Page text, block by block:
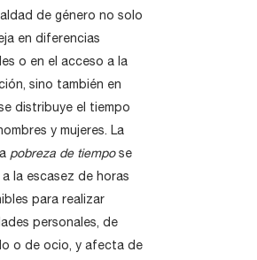
de género no solo
en diferencias
o en el acceso a la
sino también en
distribuye el tiempo
y mujeres. La
pobreza de tiempose
la escasez de horas
para realizar
personales, de
o de ocio, y afecta de